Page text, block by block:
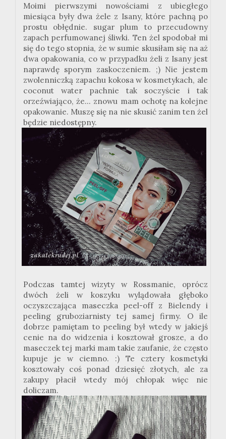
Moimi pierwszymi nowościami z ubiegłego
miesiąca były dwa żele z Isany, które pachną po
prostu obłędnie. sugar plum to przecudowny
zapach perfumowanej śliwki. Ten żel spodobał mi
się do tego stopnia, że w sumie skusiłam się na aż
dwa opakowania, co w przypadku żeli z Isany jest
naprawdę sporym zaskoczeniem. ;) Nie jestem
zwolenniczką zapachu kokosa w kosmetykach, ale
coconut water pachnie tak soczyście i tak
orzeźwiająco, że... znowu mam ochotę na kolejne
opakowanie. Muszę się na nie skusić zanim ten żel
będzie niedostępny.
Podczas tamtej wizyty w Rossmanie, oprócz
dwóch żeli w koszyku wylądowała głęboko
oczyszczająca maseczka peel-off z Bielendy i
peeling gruboziarnisty tej samej firmy. O ile
dobrze pamiętam to peeling był wtedy w jakiejś
cenie na do widzenia i kosztował grosze, a do
maseczek tej marki mam takie zaufanie, że często
kupuje je w ciemno. :) Te cztery kosmetyki
kosztowały coś ponad dziesięć złotych, ale za
zakupy płacił wtedy mój chłopak więc nie
doliczam.